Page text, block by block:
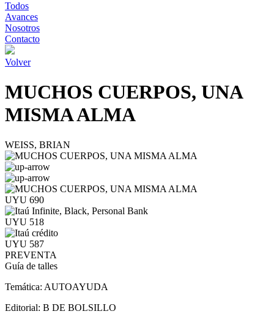
Todos
Avances
Nosotros
Contacto
Volver
MUCHOS CUERPOS, UNA
MISMA ALMA
WEISS, BRIAN
UYU 690
UYU 518
UYU 587
PREVENTA
Guía de talles
Temática: AUTOAYUDA
Editorial: B DE BOLSILLO